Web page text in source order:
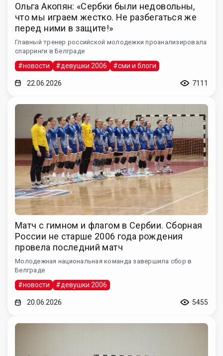
Ольга Акопян: «Сербки были недовольны,
что мы играем жестко. Не разбегаться же
перед ними в защите!»
Главный тренер российской молодежки проанализировала
спарринги в Белграде
#новости #девушки 2006 #сми и блоги
22.06.2026 7111
Матч с гимном и флагом в Сербии. Сборная
России не старше 2006 года рождения
провела последний матч
Молодежная национальная команда завершила сбор в
Белграде
#новости #девушки 2006
20.06.2026 5455